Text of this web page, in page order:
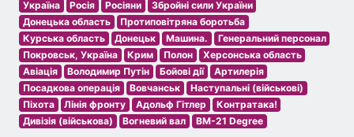
Україна Росія Росіяни
Збройні сили України
Донецька область
Протиповітряна боротьба
Курська область
Донецьк Машина.
Генеральний персонал
Покровськ, Україна
Крим Полон
Херсонська область
Авіація
Володимир Путін Бойові дії
Артилерія
Посадкова операція
Вовчанськ
Наступальні (військові)
Піхота
Лінія фронту Адольф Гітлер
Контратака!
Дивізія (військова)
Вогневий вал BM-21 Degree